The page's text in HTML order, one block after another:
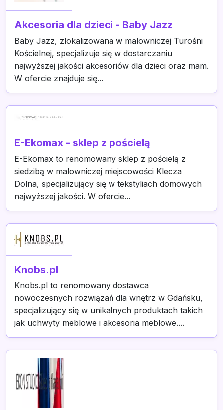
Akcesoria dla dzieci - Baby Jazz
Baby Jazz, zlokalizowana w malowniczej Turośni
Kościelnej, specjalizuje się w dostarczaniu
najwyższej jakości akcesoriów dla dzieci oraz mam.
W ofercie znajduje się...
E-Ekomax - sklep z pościelą
E-Ekomax to renomowany sklep z pościelą z
siedzibą w malowniczej miejscowości Klecza
Dolna, specjalizujący się w tekstyliach domowych
najwyższej jakości. W ofercie...
Knobs.pl
Knobs.pl to renomowany dostawca
nowoczesnych rozwiązań dla wnętrz w Gdańsku,
specjalizujący się w unikalnych produktach takich
jak uchwyty meblowe i akcesoria meblowe....